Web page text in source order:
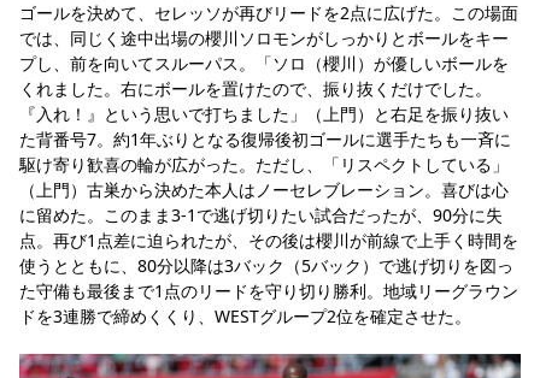
ゴールを決めて、セレッソが再びリードを2点に広げた。この場面
では、同じく途中出場の櫻川ソロモンがしっかりとボールをキー
プし、前を向いてスルーパス。「ソロ（櫻川）が優しいボールを
くれました。右にボールを置けたので、振り抜くだけでした。
『入れ！』という思いで打ちました」（上門）と右足を振り抜い
た背番号7。約1年ぶりとなる復帰後初ゴールに選手たちも一斉に
駆け寄り歓喜の輪が広がった。ただし、「リスペクトしている」
（上門）古巣から決めた本人はノーセレブレーション。喜びは心
に留めた。このまま3-1で逃げ切りたい試合だったが、90分に失
点。再び1点差に迫られたが、その後は櫻川が前線で上手く時間を
使うとともに、80分以降は3バック（5バック）で逃げ切りを図っ
た守備も最後まで1点のリードを守り切り勝利。地域リーグラウン
ドを3連勝で締めくくり、WESTグループ2位を確定させた。